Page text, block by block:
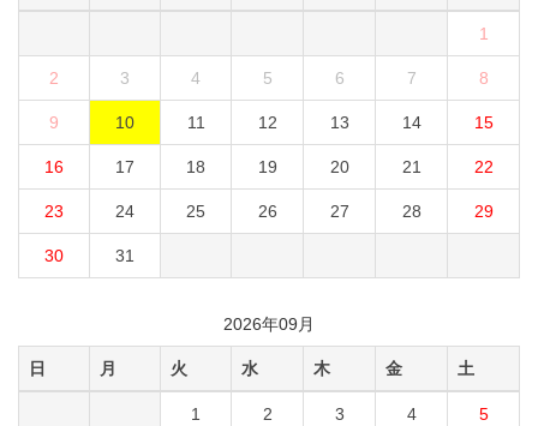
1
2 3 4 5 6 7 8
9 10 11 12 13 14 15
16 17 18 19 20 21 22
23 24 25 26 27 28 29
30 31
2026年09月
日 月 火 水 木 金 土
1 2 3 4 5